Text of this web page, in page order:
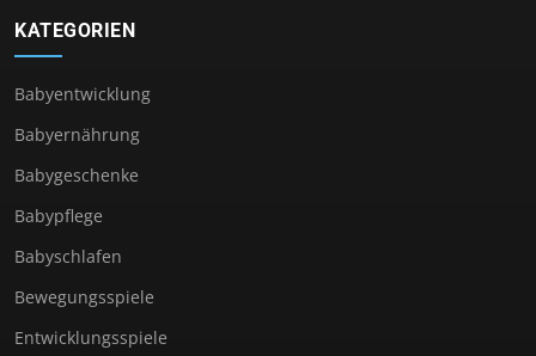
KATEGORIEN
Babyentwicklung
Babyernährung
Babygeschenke
Babypflege
Babyschlafen
Bewegungsspiele
Entwicklungsspiele